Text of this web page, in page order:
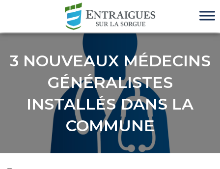
3 NOUVEAUX MÉDECINS
GÉNÉRALISTES
INSTALLÉS DANS LA
COMMUNE